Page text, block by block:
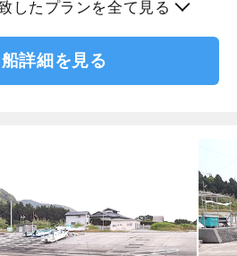
したプランを全て見る
詳細を見る